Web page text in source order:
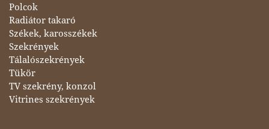
Polcok
Radiátor takaró
Székek, karosszékek
Szekrények
Tálalószekrények
Tükör
TV szekrény, konzol
Vitrines szekrények